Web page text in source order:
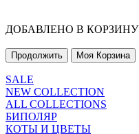
ДОБАВЛЕНО В КОРЗИНУ
Продолжить Моя Корзина
SALE
NEW COLLECTION
ALL COLLECTIONS
БИПОЛЯР
КОТЫ И ЦВЕТЫ